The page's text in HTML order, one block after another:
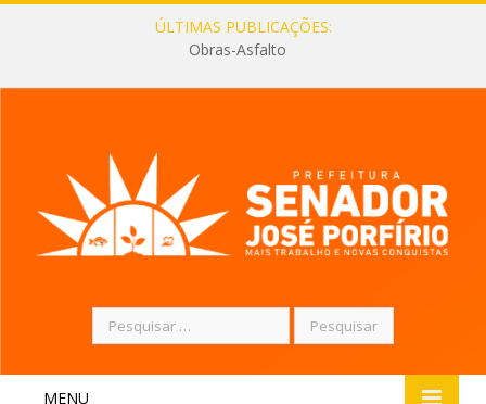
ÚLTIMAS PUBLICAÇÕES:
Obras-Asfalto
Pesquisar
por:
MENU